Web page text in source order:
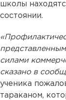
школы
состоянии.
силами
сказано в
ученика
тараканом,